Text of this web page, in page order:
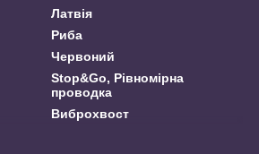
Латвія
Риба
Червоний
Stop&Go, Рівномірна
проводка
Виброхвост